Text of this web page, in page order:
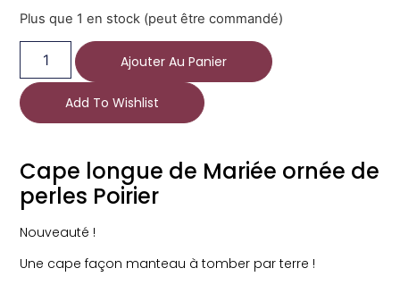
Plus que 1 en stock (peut être commandé)
Ajouter Au Panier
Add To Wishlist
Cape longue de Mariée ornée de
perles Poirier
Nouveauté !
Une cape façon manteau à tomber par terre !